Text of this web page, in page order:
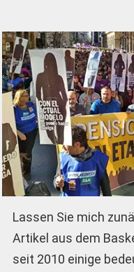
Lassen Sie mich
Artikel aus dem
seit 2010 einige